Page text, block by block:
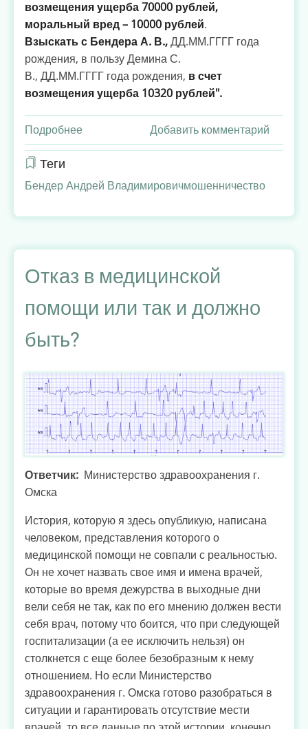
возмещения ущерба 70000 рублей,
моральный вред – 10000 рублей.
Взыскать с Бендера А. В.,ДД.ММ.ГГГГ года
рождения, в пользу Демина С.
В., ДД.ММ.ГГГГ года рождения, в счет
возмещения ущерба 10320 рублей".
Подробнее
Решение
по
юриста
А.В.,
привлечен
в
качестве
ч.
2
ст.
159
УК
РФ
-
Добавить комментарий
Теги
Бендер Андрей Владимировичмошенничество
Отказ в медицинской
помощи или так и должно
быть?
Ответчик Министерство здравоохранения г.
Омска
История, которую я здесь опубликую, написана
человеком, представления которого о
медицинской помощи не совпали с реальностью.
Он не хочет назвать свое имя и имена врачей,
которые во время дежурства в выходные дни
вели себя не так, как по его мнению должен вести
себя врач, потому что боится, что при следующей
госпитализации (а ее исключить нельзя) он
столкнется с еще более безобразным к нему
отношением. Но если Министерство
здравоохранения г. Омска готово разобраться в
ситуации и гарантировать отсутствие мести